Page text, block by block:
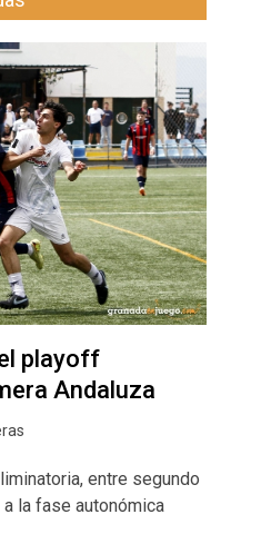
playoff
Andaluza
entre segundo
la fase autonómica